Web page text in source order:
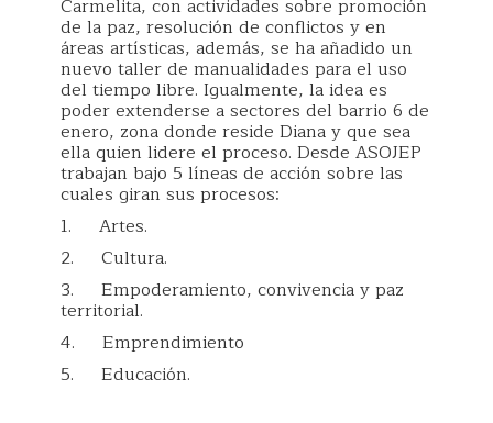
Carmelita, con actividades sobre promoción
de la paz, resolución de conflictos y en
áreas artísticas, además, se ha añadido un
nuevo taller de manualidades para el uso
del tiempo libre. Igualmente, la idea es
poder extenderse a sectores del barrio 6 de
enero, zona donde reside Diana y que sea
ella quien lidere el proceso. Desde ASOJEP
trabajan bajo 5 líneas de acción sobre las
cuales giran sus procesos:
1. Artes.
2. Cultura.
3. Empoderamiento, convivencia y paz
territorial.
4. Emprendimiento
5. Educación.